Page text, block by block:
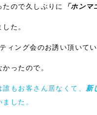
たので久しぶりに 「ホンマ
た。
ィング会のお誘い頂いてい
ったので。
もお客さん居なくて、 新
した。